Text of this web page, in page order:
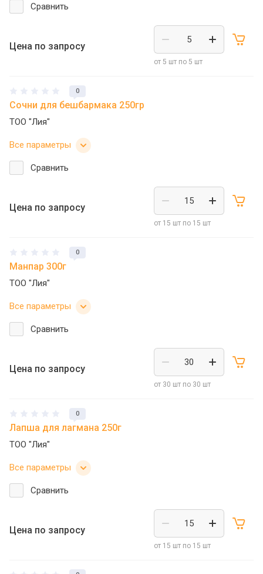
Сравнить
Цена по запросу
от 5 шт по 5 шт
0
Сочни для бешбармака 250гр
ТОО "Лия"
Все параметры
Сравнить
Цена по запросу
от 15 шт по 15 шт
0
Манпар 300г
ТОО "Лия"
Все параметры
Сравнить
Цена по запросу
от 30 шт по 30 шт
0
Лапша для лагмана 250г
ТОО "Лия"
Все параметры
Сравнить
Цена по запросу
от 15 шт по 15 шт